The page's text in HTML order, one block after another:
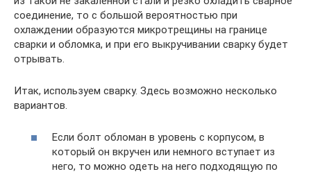
соединение, то с большой вероятностью при
охлаждении образуются микротрещины на границе
сварки и обломка, и при его выкручивании сварку будет
отрывать.
Итак, используем сварку. Здесь возможно несколько
вариантов.
Если болт обломан в уровень с корпусом, в
который он вкручен или немного вступает из
него, то можно одеть на него подходящую по